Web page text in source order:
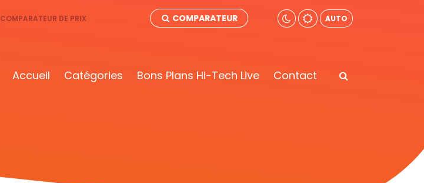
COMPARATEUR DE PRIX COMPARATEUR AUTO
Accueil Catégories Bons Plans Hi-Tech Live Contact